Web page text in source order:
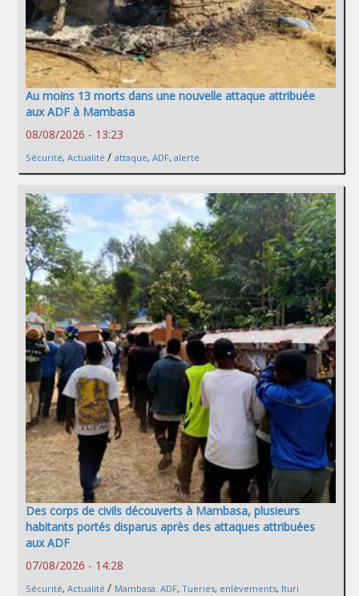
Au moins 13 morts dans une nouvelle attaque attribuée
aux ADF à Mambasa
08/08/2026 - 13:23
Sécurité, Actualité / attaque, ADF, alerte
Des corps de civils découverts à Mambasa, plusieurs
habitants portés disparus après des attaques attribuées
aux ADF
07/08/2026 - 14:28
Sécurité, Actualité / Mambasa. ADF, Tueries, enlèvements, Ituri